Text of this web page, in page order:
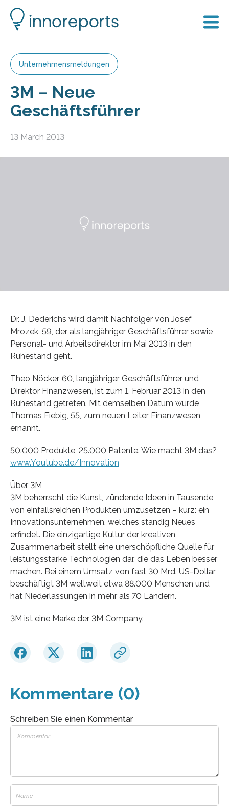
Unternehmensmeldungen
3M – Neue
Geschäftsführer
13 March 2013
Dr. J. Dederichs wird damit Nachfolger von Josef
Mrozek, 59, der als langjähriger Geschäftsführer sowie
Personal- und Arbeitsdirektor im Mai 2013 in den
Ruhestand geht.
Theo Nöcker, 60, langjähriger Geschäftsführer und
Direktor Finanzwesen, ist zum 1. Februar 2013 in den
Ruhestand getreten. Mit demselben Datum wurde
Thomas Fiebig, 55, zum neuen Leiter Finanzwesen
ernannt.
50.000 Produkte, 25.000 Patente. Wie macht 3M das?
www.Youtube.de/Innovation
Über 3M
3M beherrscht die Kunst, zündende Ideen in Tausende
von einfallsreichen Produkten umzusetzen – kurz: ein
Innovationsunternehmen, welches ständig Neues
erfindet. Die einzigartige Kultur der kreativen
Zusammenarbeit stellt eine unerschöpfliche Quelle für
leistungsstarke Technologien dar, die das Leben besser
machen. Bei einem Umsatz von fast 30 Mrd. US-Dollar
beschäftigt 3M weltweit etwa 88.000 Menschen und
hat Niederlassungen in mehr als 70 Ländern.
3M ist eine Marke der 3M Company.
Kommentare (0)
Schreiben Sie einen Kommentar